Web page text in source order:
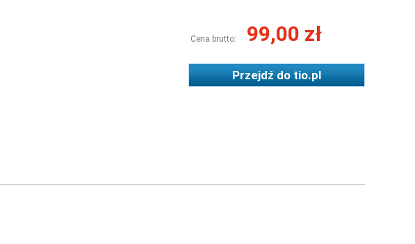
Cena brutto: 99,00 zł
Przejdź dotio.pl